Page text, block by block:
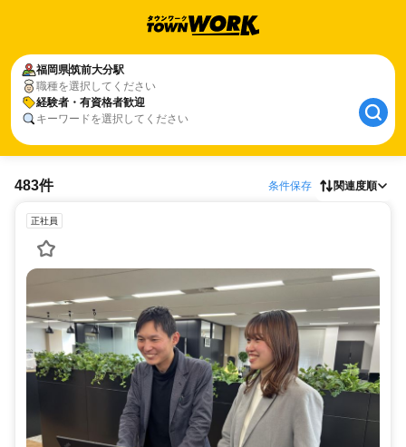
福岡県筑前大分駅
職種を選択してください
経験者・有資格者歓迎
キーワードを選択してください
483件 条件保存 関連度順
正社員